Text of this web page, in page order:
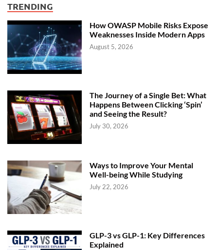
TRENDING
How OWASP Mobile Risks Expose
Weaknesses Inside Modern Apps
August 5, 2026
The Journey of a Single Bet: What
Happens Between Clicking ‘Spin’
and Seeing the Result?
July 30, 2026
Ways to Improve Your Mental
Well-being While Studying
July 22, 2026
GLP-3 vs GLP-1: Key Differences
Explained